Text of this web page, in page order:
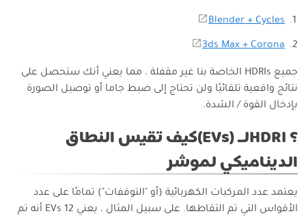
Blender + Cycles
3ds Max + Corona
جميع HDRIs الخاصة بنا غير مقفلة ، مما يعني أنك ستحصل على
نتائج واقعية تلقائيًا ولن تحتاج إلى ضبط جاما أو توصيل الصورة
بإدخال القوة / الشدة.
؟ HDRIلـ (EVs)كيف تقيس النطاق
الديناميكي لموشر
يعتمد عدد المركبات الكهربائية (أو "التوقفات") تمامًا على عدد
الأقواس التي تم التقاطها. على سبيل المثال ، يعني 12 EVs أنه تم